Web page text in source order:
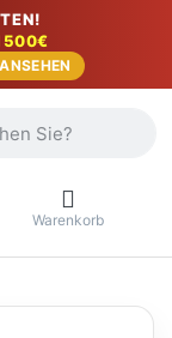
500€
Warenkorb